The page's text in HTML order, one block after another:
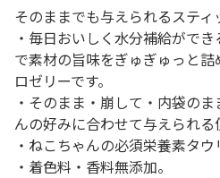
そのままでも与えられるスティ
・毎日おいしく水分補給がで
で素材の旨味をぎゅぎゅっと
ロゼリーです。
・そのまま・崩して・内袋の
んの好みに合わせて与えられる
・ねこちゃんの必須栄養素タウ
・着色料・香料無添加。